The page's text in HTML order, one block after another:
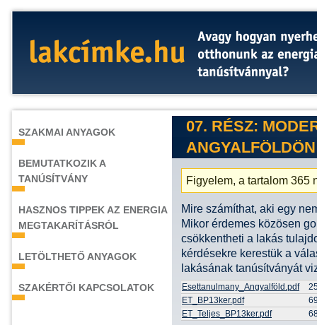
SZAKMAI ANYAGOK
BEMUTATKOZIK A
TANÚSÍTVÁNY
HASZNOS TIPPEK AZ ENERGIA
MEGTAKARÍTÁSRÓL
LETÖLTHETŐ ANYAGOK
SZAKÉRTŐI KAPCSOLATOK
07. RÉSZ:
ANGYALFÖLDÖN
Figyelem, a tartalom 365
Mire számíthat, aki egy
Mikor érdemes közösen
csökkentheti a lakás
kérdésekre kerestük a
lakásának tanúsítványát
Esettanulmany_Angyalföld.pdf
ET_BP13ker.pdf
ET_Teljes_BP13ker.pdf